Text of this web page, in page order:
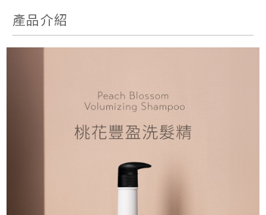
產品介紹